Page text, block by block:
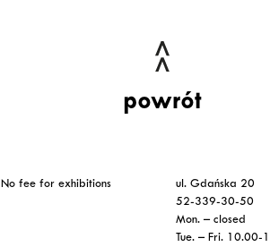
powrót
No fee for exhibitions
ul. Gdańska 20
52-339-30-50
Mon. – closed
Tue. – Fri. 10.00-